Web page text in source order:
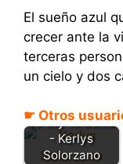
El sueño azul
crecer ante la
terceras
un cielo y dos
☛ Otros
Yo soy tu dama
- Kerlys
Solorzano